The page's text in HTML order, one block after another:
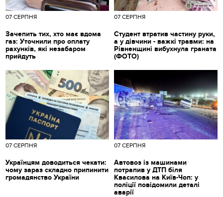
07 СЕРПНЯ
Зачепить тих, хто має вдома
газ: Уточнили про оплату
рахунків, які незабаром
прийдуть
07 СЕРПНЯ
Студент втратив частину руки,
а у дівчини - важкі травми: на
Рівненщині вибухнула граната
(ФОТО)
07 СЕРПНЯ
Українцям доводиться чекати:
чому зараз складно припинити
громадянство України
07 СЕРПНЯ
Автовоз із машинами
потрапив у ДТП біля
Квасилова на Київ-Чоп: у
поліції повідомили деталі
аварії